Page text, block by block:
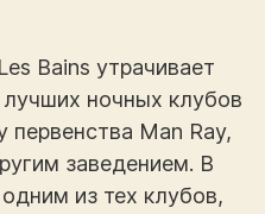
Bains утрачивает
ночных клубов
Man Ray,
заведением. В
из тех клубов,